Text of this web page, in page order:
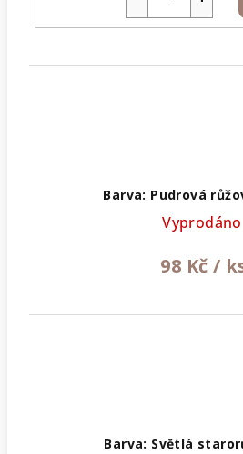
Barva: Pudrová
Vyprodáno
98 Kč /
Barva: Světlá